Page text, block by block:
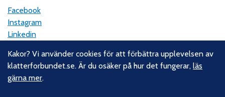
Facebook
Instagram
Linkedin
Kontakt
Kakor? Vi använder cookies för att förbättra upplevelsen av
klatterforbundet.se. Är du osäker på hur det fungerar,läs
gärna mer.